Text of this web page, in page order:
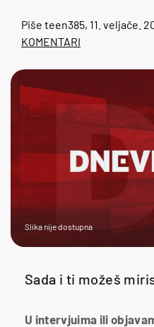
Piše teen385, 11. veljače.
KOMENTARI
Slika nije dostupna
Sada i ti možeš
U intervjuima ili